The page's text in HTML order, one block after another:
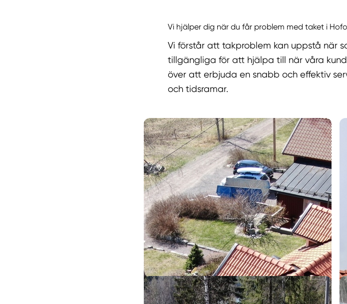
Vi hjälper dig när du får problem med taket i
Vi förstår att takproblem kan uppstå när
tillgängliga för att hjälpa till när våra
över att erbjuda en snabb och effektiv
och tidsramar.